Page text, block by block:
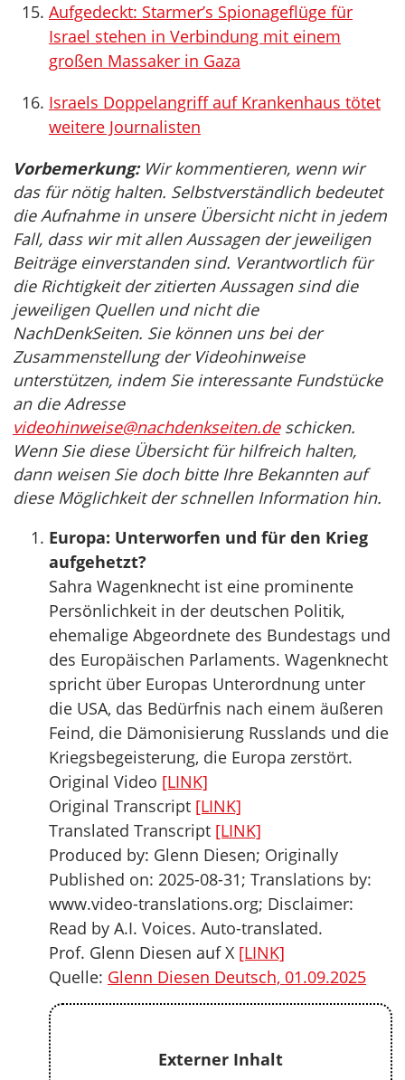
Aufgedeckt: Starmer’s Spionageflüge für
Israel stehen in Verbindung mit einem
großen Massaker in Gaza
Israels Doppelangriff auf Krankenhaus tötet
weitere Journalisten
Vorbemerkung:Wir kommentieren, wenn wir
das für nötig halten. Selbstverständlich bedeutet
die Aufnahme in unsere Übersicht nicht in jedem
Fall, dass wir mit allen Aussagen der jeweiligen
Beiträge einverstanden sind. Verantwortlich für
die Richtigkeit der zitierten Aussagen sind die
jeweiligen Quellen und nicht die
NachDenkSeiten. Sie können uns bei der
Zusammenstellung der Videohinweise
unterstützen, indem Sie interessante Fundstücke
an die Adresse
videohinweise@nachdenkseiten.deschicken.
Wenn Sie diese Übersicht für hilfreich halten,
dann weisen Sie doch bitte Ihre Bekannten auf
diese Möglichkeit der schnellen Information hin.
Europa: Unterworfen und für den Krieg
aufgehetzt?
Sahra Wagenknecht ist eine prominente
Persönlichkeit in der deutschen Politik,
ehemalige Abgeordnete des Bundestags und
des Europäischen Parlaments. Wagenknecht
spricht über Europas Unterordnung unter
die USA, das Bedürfnis nach einem äußeren
Feind, die Dämonisierung Russlands und die
Kriegsbegeisterung, die Europa zerstört.
Original Video [LINK]
Original Transcript [LINK]
Translated Transcript [LINK]
Produced by: Glenn Diesen; Originally
Published on: 2025-08-31; Translations by:
www.video-translations.org; Disclaimer:
Read by A.I. Voices. Auto-translated.
Prof. Glenn Diesen auf X [LINK]
Quelle: Glenn Diesen Deutsch, 01.09.2025
Externer Inhalt